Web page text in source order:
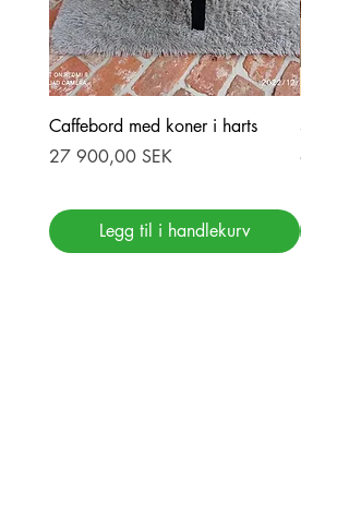
Caffebord med koner i harts
Pris
27 900,00 SEK
Legg til i handlekurv
Stor
Pris
69